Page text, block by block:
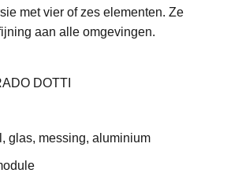
met vier of zes elementen. Ze
aan alle omgevingen.
DOTTI
glas, messing, aluminium